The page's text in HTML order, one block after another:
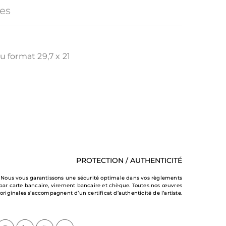
format 29,7 x 21
PROTECTION / AUTHENTICITÉ
Nous vous garantissons une sécurité optimale dans vos règlements
carte bancaire, virement bancaire et chèque. Toutes nos œuvres
originales s’accompagnent d’un certificat d’authenticité de l’artiste.